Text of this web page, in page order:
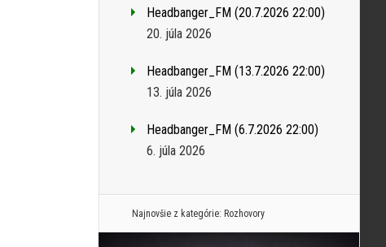
Headbanger_FM (20.7.2026 22:00)
20. júla 2026
Headbanger_FM (13.7.2026 22:00)
13. júla 2026
Headbanger_FM (6.7.2026 22:00)
6. júla 2026
Najnovšie z kategórie: Rozhovory